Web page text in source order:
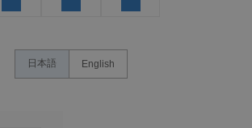
日本語 English